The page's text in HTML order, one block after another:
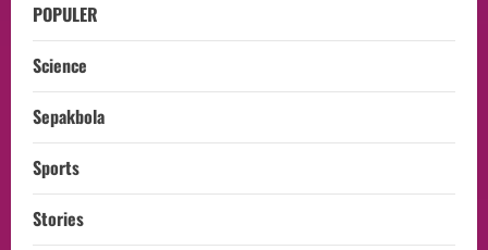
POPULER
Science
Sepakbola
Sports
Stories